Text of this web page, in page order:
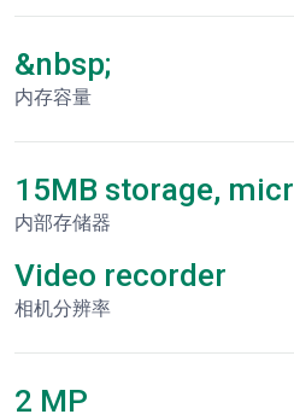
&nbsp;
内存容量
15MB storage,
内部存储器
Video recorder
相机分辨率
2 MP